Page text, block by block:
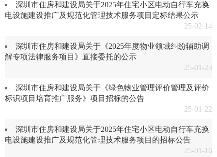
深圳市住房和建设局关于2025年住宅小区电动自行车充换
电设施建设推广及规范化管理技术服务项目定标结果公示
25-02-14
深圳市住房和建设局关于《2025年度物业领域纠纷辅助调
解专项法律服务项目》直接委托的公示
25-01-23
深圳市住房和建设局关于《绿色物业管理评价管理及评价
标识项目培育推广服务》项目招标的公告
25-01-22
深圳市住房和建设局关于2025年住宅小区电动自行车充换
电设施建设推广及规范化管理技术服务项目的招标公告
25-01-16